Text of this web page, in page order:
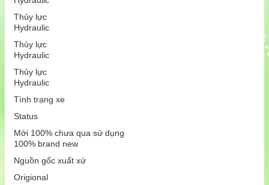
Thủy lực
Hydraulic
Thủy lực
Hydraulic
Thủy lực
Hydraulic
Tình trạng xe
Status
Mới 100% chưa qua sử dụng
100% brand new
Nguồn gốc xuất xứ
Origional